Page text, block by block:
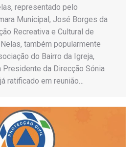
representado pelo
Municipal, José Borges da
Recreativa e Cultural de
também popularmente
do Bairro da Igreja,
da Direcção Sónia
ratificado em reunião…